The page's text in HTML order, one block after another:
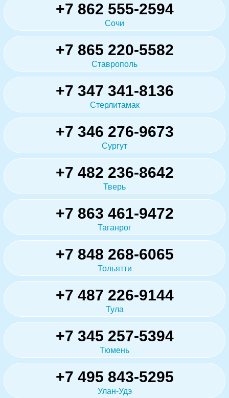
+7 862 555-2594
Сочи
+7 865 220-5582
Ставрополь
+7 347 341-8136
Стерлитамак
+7 346 276-9673
Сургут
+7 482 236-8642
Тверь
+7 863 461-9472
Таганрог
+7 848 268-6065
Тольятти
+7 487 226-9144
Тула
+7 345 257-5394
Тюмень
+7 495 843-5295
Улан-Удэ